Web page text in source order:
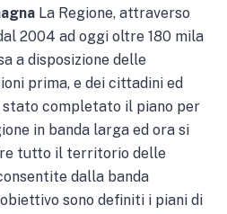
La Regione, attraverso
2004 ad oggi oltre 180 mila
a disposizione delle
prima, e dei cittadini ed
stato completato il piano per
in banda larga ed ora si
tutto il territorio delle
dalla banda
sono definiti i piani di